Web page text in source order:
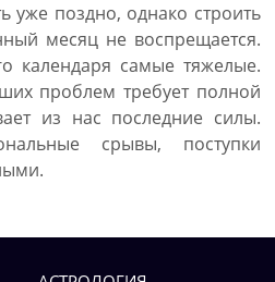
уже поздно, однако строить
месяц не воспрещается.
календаря самые тяжелые.
проблем требует полной
из нас последние силы.
срывы, поступки